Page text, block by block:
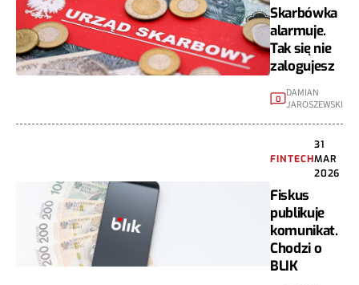
Skarbówka
alarmuje.
Tak się nie
zalogujesz
0
DAMIAN
JAROSZEWSKI
FINTECH
31
MAR
2026
Fiskus
publikuje
komunikat.
Chodzi o
BLIK